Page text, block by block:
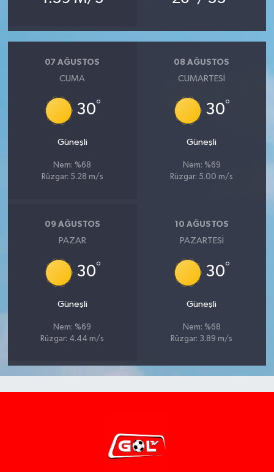
07 AĞUSTOS
CUMA
30°
Güneşli
Nem: %68
Rüzgar: 5.28 m/s
08 AĞUSTOS
CUMARTESI
30°
Güneşli
Nem: %69
Rüzgar: 5.00 m/s
09 AĞUSTOS
PAZAR
30°
Güneşli
Nem: %69
Rüzgar: 4.44 m/s
10 AĞUSTOS
PAZARTESI
30°
Güneşli
Nem: %68
Rüzgar: 3.89 m/s